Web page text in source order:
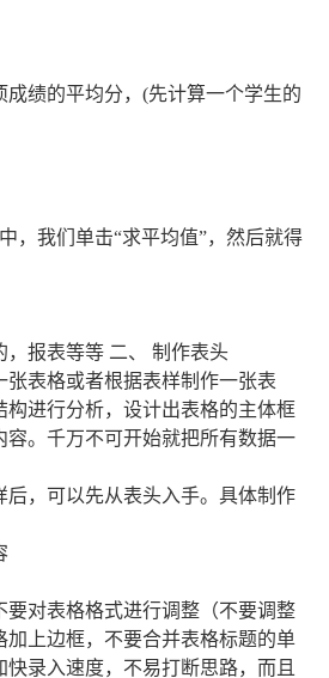
成绩的平均分，(先计算一个学生的
，我们单击“求平均值”，然后就得
，报表等等 二、 制作表头
张表格或者根据表样制作一张表
构进行分析，设计出表格的主体框
容。千万不可开始就把所有数据一
后，可以先从表头入手。具体制作
要对表格格式进行调整（不要调整
加上边框，不要合并表格标题的单
快录入速度，不易打断思路，而且